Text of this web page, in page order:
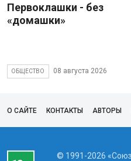
Первоклашки - без
«домашки»
ОБЩЕСТВО 08 августа 2026
О САЙТЕ КОНТАКТЫ АВТОРЫ
© 1991-2026